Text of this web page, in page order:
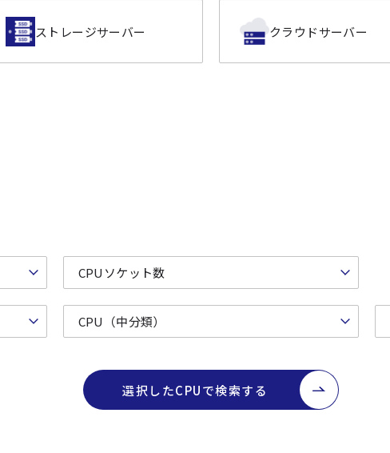
ストレージサーバー クラウドサーバー
選択したCPUで検索する